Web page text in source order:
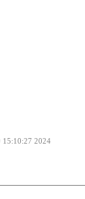
15:10:27 2024